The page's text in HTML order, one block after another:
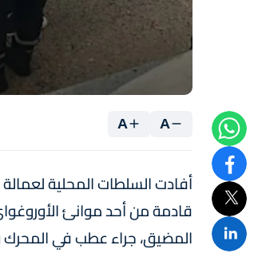
A
A
أفادت السلطات المحلية
قادمة من أحد موانئ
المضيق، جراء عطب في